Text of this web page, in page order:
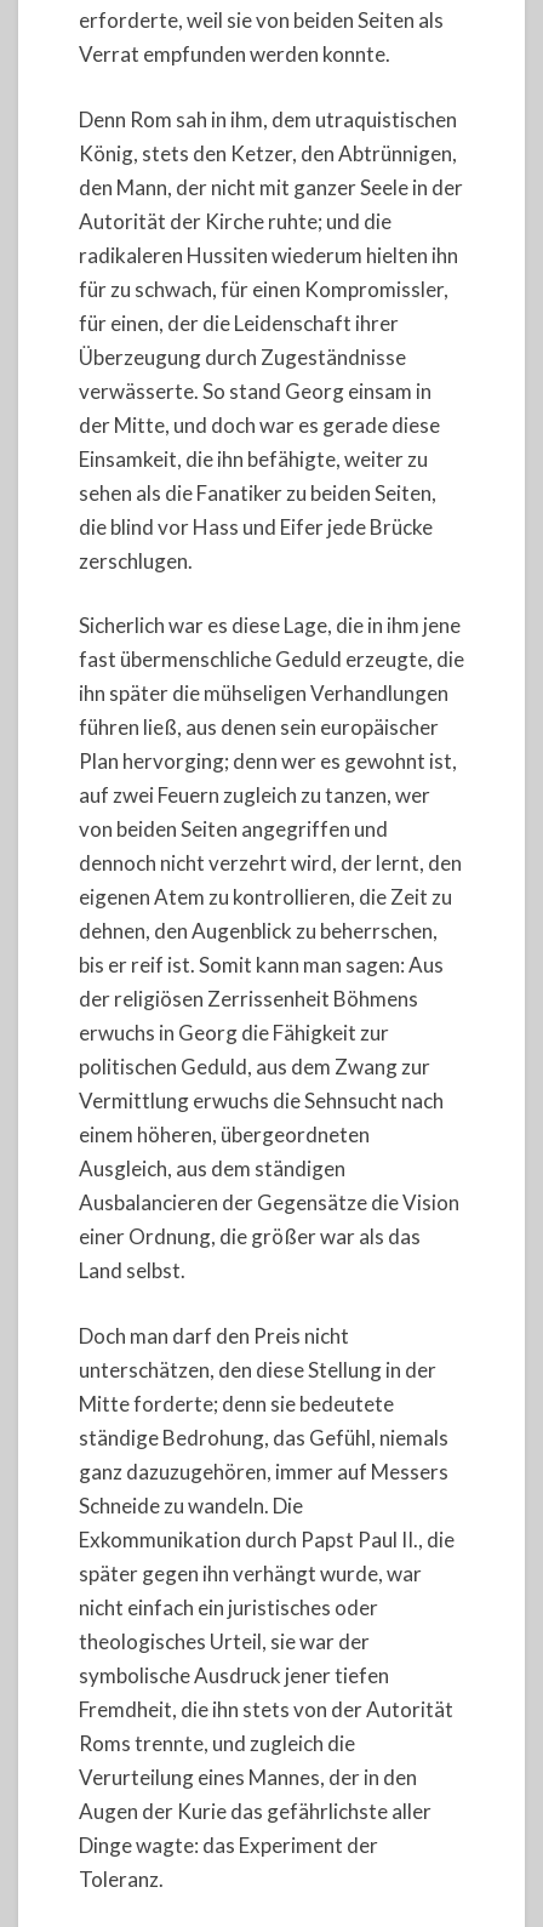
erforderte, weil sie von beiden Seiten als
Verrat empfunden werden konnte.
Denn Rom sah in ihm, dem utraquistischen
König, stets den Ketzer, den Abtrünnigen,
den Mann, der nicht mit ganzer Seele in der
Autorität der Kirche ruhte; und die
radikaleren Hussiten wiederum hielten ihn
für zu schwach, für einen Kompromissler,
für einen, der die Leidenschaft ihrer
Überzeugung durch Zugeständnisse
verwässerte. So stand Georg einsam in
der Mitte, und doch war es gerade diese
Einsamkeit, die ihn befähigte, weiter zu
sehen als die Fanatiker zu beiden Seiten,
die blind vor Hass und Eifer jede Brücke
zerschlugen.
Sicherlich war es diese Lage, die in ihm jene
fast übermenschliche Geduld erzeugte, die
ihn später die mühseligen Verhandlungen
führen ließ, aus denen sein europäischer
Plan hervorging; denn wer es gewohnt ist,
auf zwei Feuern zugleich zu tanzen, wer
von beiden Seiten angegriffen und
dennoch nicht verzehrt wird, der lernt, den
eigenen Atem zu kontrollieren, die Zeit zu
dehnen, den Augenblick zu beherrschen,
bis er reif ist. Somit kann man sagen: Aus
der religiösen Zerrissenheit Böhmens
erwuchs in Georg die Fähigkeit zur
politischen Geduld, aus dem Zwang zur
Vermittlung erwuchs die Sehnsucht nach
einem höheren, übergeordneten
Ausgleich, aus dem ständigen
Ausbalancieren der Gegensätze die Vision
einer Ordnung, die größer war als das
Land selbst.
Doch man darf den Preis nicht
unterschätzen, den diese Stellung in der
Mitte forderte; denn sie bedeutete
ständige Bedrohung, das Gefühl, niemals
ganz dazuzugehören, immer auf Messers
Schneide zu wandeln. Die
Exkommunikation durch Papst Paul II., die
später gegen ihn verhängt wurde, war
nicht einfach ein juristisches oder
theologisches Urteil, sie war der
symbolische Ausdruck jener tiefen
Fremdheit, die ihn stets von der Autorität
Roms trennte, und zugleich die
Verurteilung eines Mannes, der in den
Augen der Kurie das gefährlichste aller
Dinge wagte: das Experiment der
Toleranz.